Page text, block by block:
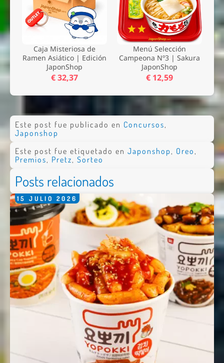
Caja Misteriosa de
Ramen Asiático | Edición
JaponShop
€ 32,37
Menú Selección
Campeona Nº3 | Sakura
JaponShop
€ 12,59
Este post fue publicado en Concursos,
Japonshop
Este post fue etiquetado en Japonshop , Oreo ,
Premios, Pretz, Sorteo
Posts relacionados
15 JULIO 2026